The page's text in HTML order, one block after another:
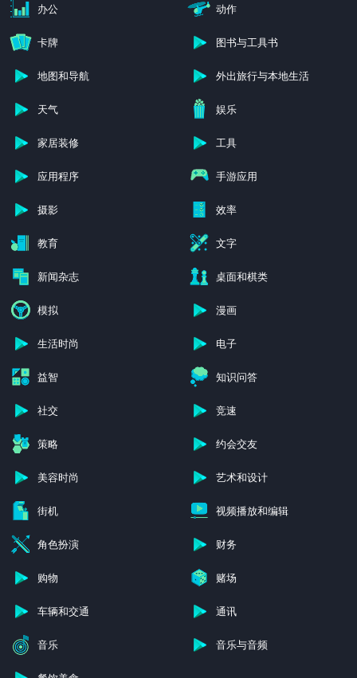
办公 动作
卡牌 图书与工具书
地图和导航 外出旅行与本地生活
天气 娱乐
家居装修 工具
应用程序 手游应用
摄影 效率
教育 文字
新闻杂志 桌面和棋类
模拟 漫画
生活时尚 电子
益智 知识问答
社交 竞速
策略 约会交友
美容时尚 艺术和设计
街机 视频播放和编辑
角色扮演 财务
购物 赌场
车辆和交通 通讯
音乐 音乐与音频